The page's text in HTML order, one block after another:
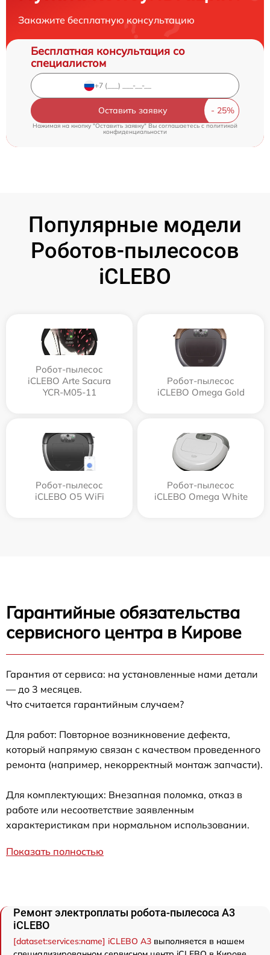
Закажите бесплатную консультацию
Бесплатная консультация со
специалистом
Оставить заявку
Нажимая на кнопку "Оставить заявку" Вы соглашаетесь cполитикой
конфиденциальности
Популярные модели
Роботов-пылесосов
iCLEBO
Робот-пылесос
iCLEBO Arte Sacura
YCR-M05-11
Робот-пылесос
iCLEBO Omega Gold
Робот-пылесос
iCLEBO O5 WiFi
Робот-пылесос
iCLEBO Omega White
Гарантийные обязательства
сервисного центра в Кирове
Гарантия от сервиса: на установленные нами детали
— до 3 месяцев.
Что считается гарантийным случаем?
Для работ: Повторное возникновение дефекта,
который напрямую связан с качеством проведенного
ремонта (например, некорректный монтаж запчасти).
Для комплектующих: Внезапная поломка, отказ в
работе или несоответствие заявленным
характеристикам при нормальном использовании.
Показать полностью
Ремонт электроплаты робота-пылесоса A3
iCLEBO
[dataset:services:name] iCLEBO A3 выполняется в нашем